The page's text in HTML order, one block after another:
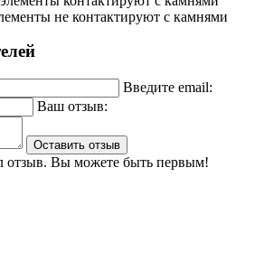
не контактируют с камнями
Введите email:
Ваш отзыв:
Оставить отзыв
отзыв. Вы можете быть первым!